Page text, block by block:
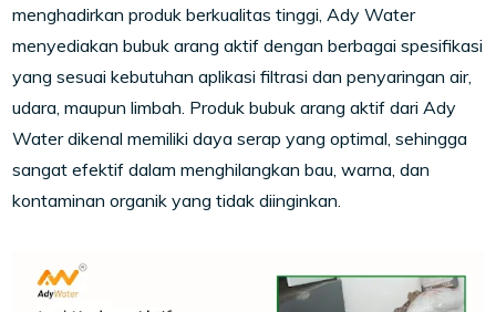
menghadirkan produk berkualitas tinggi, Ady Water
menyediakan bubuk arang aktif dengan berbagai spesifikasi
yang sesuai kebutuhan aplikasi filtrasi dan penyaringan air,
udara, maupun limbah. Produk bubuk arang aktif dari Ady
Water dikenal memiliki daya serap yang optimal, sehingga
sangat efektif dalam menghilangkan bau, warna, dan
kontaminan organik yang tidak diinginkan.